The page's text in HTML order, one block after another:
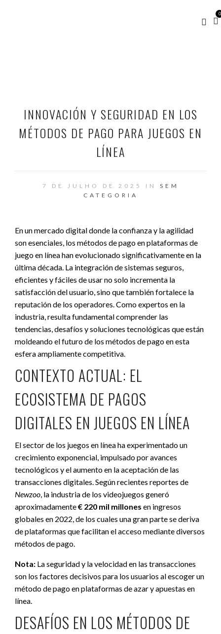
0
INNOVACIÓN Y SEGURIDAD EN LOS
MÉTODOS DE PAGO PARA JUEGOS EN
LÍNEA
7 DE JULHO DE 2025 IN SEM
CATEGORIA
En un mercado digital donde la confianza y la agilidad
son esenciales, los métodos de pago en plataformas de
juego en línea han evolucionado significativamente en la
última década. La integración de sistemas seguros,
eficientes y fáciles de usar no solo incrementa la
satisfacción del usuario, sino que también fortalece la
reputación de los operadores. Como expertos en la
industria, resulta fundamental comprender las
tendencias, desafíos y soluciones tecnológicas que están
moldeando el futuro de los métodos de pago en esta
esfera ampliamente competitiva.
CONTEXTO ACTUAL: EL
ECOSISTEMA DE PAGOS
DIGITALES EN JUEGOS EN LÍNEA
El sector de los juegos en línea ha experimentado un
crecimiento exponencial, impulsado por avances
tecnológicos y el aumento en la aceptación de las
transacciones digitales. Según recientes reportes de
Newzoo, la industria de los videojuegos generó
aproximadamente€ 220 mil millones en ingresos
globales en 2022, de los cuales una gran parte se deriva
de plataformas que facilitan el acceso mediante diversos
métodos de pago.
Nota: La seguridad y la velocidad en las transacciones
son los factores decisivos para los usuarios al escoger un
método de pago en plataformas de azar y apuestas en
línea.
DESAFÍOS EN LOS MÉTODOS DE